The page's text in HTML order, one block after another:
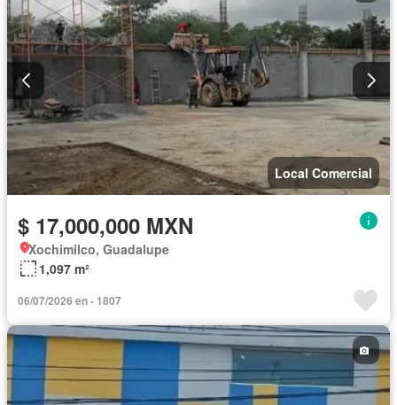
Local Comercial
$ 17,000,000 MXN
Xochimilco, Guadalupe
1,097 m²
06/07/2026 en - 1807